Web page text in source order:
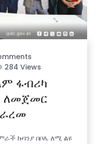
284 Views
ፋብሪካ
ለመጀመር
ኩባንያ በቦሌ ለሚ ልዩ